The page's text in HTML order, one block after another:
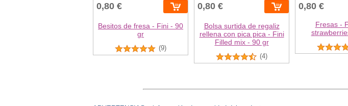
0,80 €
Besitos de fresa - Fini - 90
gr
(9)
0,80 €
Bolsa surtida de regaliz
rellena con pica pica - Fini
Filled mix - 90 gr
(4)
0,80 €
Fresas -